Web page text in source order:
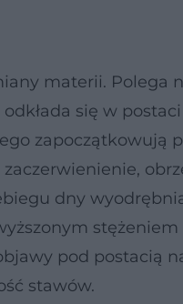
materii. Polega
się w postaci
zapoczątkowują
dny
stężeniem
pod postacią
stawów.